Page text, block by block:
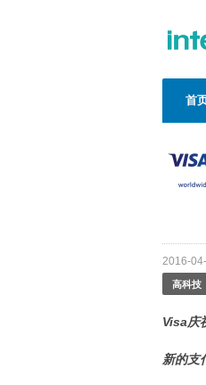
首
2016-
高科技
Visa庆
新的支